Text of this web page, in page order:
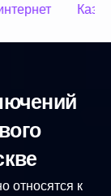
относятся к